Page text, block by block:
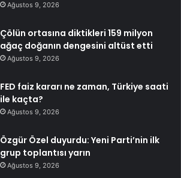
Ağustos 9, 2026
Çölün ortasına diktikleri 159 milyon
ağaç doğanın dengesini altüst etti
Ağustos 9, 2026
FED faiz kararı ne zaman, Türkiye saati
ile kaçta?
Ağustos 9, 2026
Özgür Özel duyurdu: Yeni Parti’nin ilk
grup toplantısı yarın
Ağustos 9, 2026